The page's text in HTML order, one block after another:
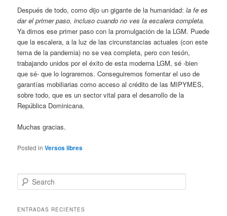
Después de todo, como dijo un gigante de la humanidad:la fe es
dar el primer paso, incluso cuando no ves la escalera completa.
Ya dimos ese primer paso con la promulgación de la LGM. Puede
que la escalera, a la luz de las circunstancias actuales (con este
tema de la pandemia) no se vea completa, pero con tesón,
trabajando unidos por el éxito de esta moderna LGM, sé -bien
que sé- que lo lograremos. Conseguiremos fomentar el uso de
garantías mobiliarias como acceso al crédito de las MIPYMES,
sobre todo, que es un sector vital para el desarrollo de la
República Dominicana.
Muchas gracias.
Posted in Versos libres
Search
ENTRADAS RECIENTES